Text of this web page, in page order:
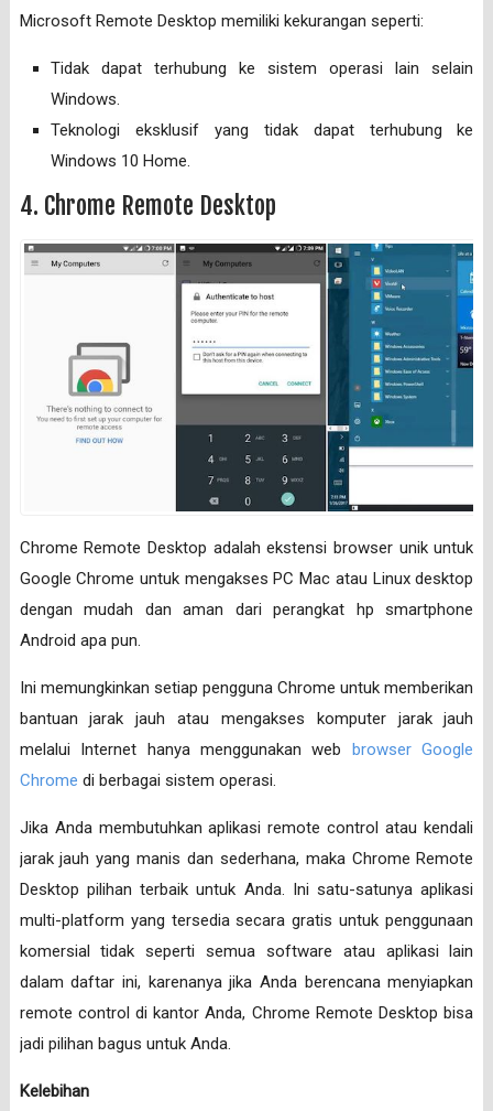
Microsoft Remote Desktop memiliki kekurangan seperti:
Tidak dapat terhubung ke sistem operasi lain selain
Windows.
Teknologi eksklusif yang tidak dapat terhubung ke
Windows 10 Home.
4. Chrome Remote Desktop
Chrome Remote Desktop adalah ekstensi browser unik untuk
Google Chrome untuk mengakses PC Mac atau Linux desktop
dengan mudah dan aman dari perangkat hp smartphone
Android apa pun.
Ini memungkinkan setiap pengguna Chrome untuk memberikan
bantuan jarak jauh atau mengakses komputer jarak jauh
melalui Internet hanya menggunakan web browser Google
Chrome di berbagai sistem operasi.
Jika Anda membutuhkan aplikasi remote control atau kendali
jarak jauh yang manis dan sederhana, maka Chrome Remote
Desktop pilihan terbaik untuk Anda. Ini satu-satunya aplikasi
multi-platform yang tersedia secara gratis untuk penggunaan
komersial tidak seperti semua software atau aplikasi lain
dalam daftar ini, karenanya jika Anda berencana menyiapkan
remote control di kantor Anda, Chrome Remote Desktop bisa
jadi pilihan bagus untuk Anda.
Kelebihan